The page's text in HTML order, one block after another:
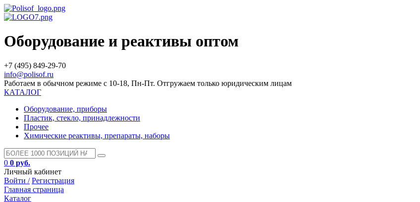
Оборудование и реактивы оптом
+7 (495) 849-29-70
info@polisof.ru
Работаем в обычном режиме с 10-18, Пн-Пт. Отгружаем только юридическим лицам
КАТАЛОГ
Оборудование, приборы
Пластик, стекло, принадлежности
Прочее
Химические реактивы, препараты, наборы
0 0 руб.
Личный кабинет
Войти / Регистрация
Главная страница
Каталог